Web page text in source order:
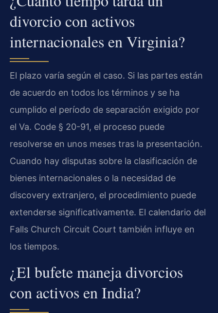
divorcio con activos
internacionales en Virginia?
El plazo varía según el caso. Si las partes están
de acuerdo en todos los términos y se ha
cumplido el período de separación exigido por
el Va. Code § 20-91, el proceso puede
resolverse en unos meses tras la presentación.
Cuando hay disputas sobre la clasificación de
bienes internacionales o la necesidad de
discovery extranjero, el procedimiento puede
extenderse significativamente. El calendario del
Falls Church Circuit Court también influye en
los tiempos.
¿El bufete maneja divorcios
con activos en India?